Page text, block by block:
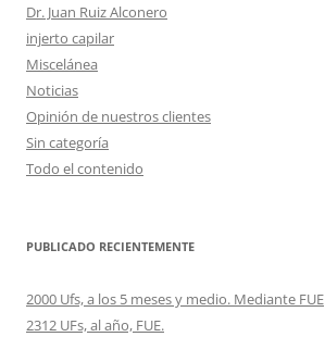
Dr. Juan Ruiz Alconero
injerto capilar
Miscelánea
Noticias
Opinión de nuestros clientes
Sin categoría
Todo el contenido
PUBLICADO RECIENTEMENTE
2000 Ufs, a los 5 meses y medio. Mediante FUE
2312 UFs, al año, FUE.